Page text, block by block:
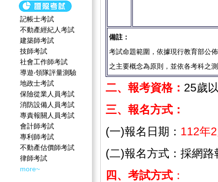
記帳士考試
不動產經紀人考試
建築師考試
技師考試
社會工作師‍考試
導遊‧領隊評量測驗
地政士考試
保險從業人員考試
消防設備人員考試
專責報關人員考試
會計師考試
專利師考試
不動產估價師考試
律師考試
more~
備註：
考試命題範圍，依據現行教育部公
之主要概念為原則，並依各考科之
二、報考資格： 25歲
三、報名方式：
(一)報名日期： 112年
(二)報名方式：採網
四、考試方式 ：